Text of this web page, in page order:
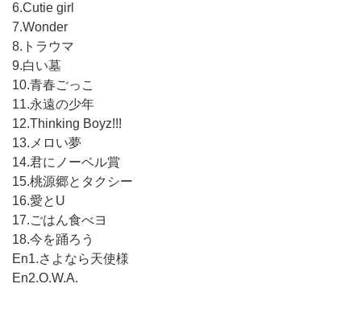
6.Cutie girl
7.Wonder
8.トラウマ
9.白い墓
10.青春ごっこ
11.永遠の少年
12.Thinking Boyz!!!
13.メロい夢
14.君にノーベル賞
15.桃源郷とタクシー
16.愛とU
17.ごはん食べヨ
18.今を踊ろう
En1.さよなら天使様
En2.O.W.A.